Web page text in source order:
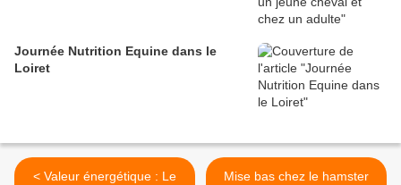
Journée Nutrition Equine dans le
Loiret
< Valeur énergétique : Le
Mise bas chez le hamster